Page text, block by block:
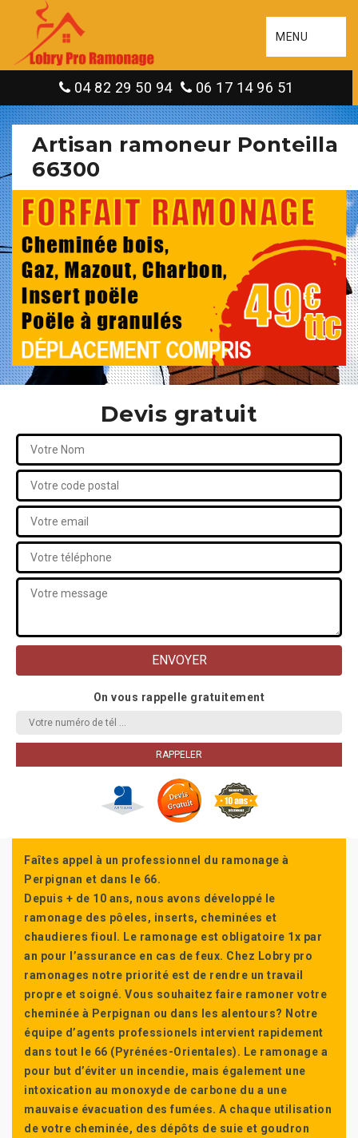
MENU
04 82 29 50 94 06 17 14 96 51
Artisan ramoneur Ponteilla
66300
Devis gratuit
On vous rappelle gratuitement
Faîtes appel à un professionnel du ramonage à
Perpignan et dans le 66.
Depuis + de 10 ans, nous avons développé le
ramonage des pôeles, inserts, cheminées et
chaudieres fioul. Le ramonage est obligatoire 1x par
an pour l’assurance en cas de feux. Chez Lobry pro
ramonages notre priorité est de rendre un travail
propre et soigné. Vous souhaitez faire ramoner votre
cheminée à Perpignan ou dans les alentours? Notre
équipe d’agents professionels intervient rapidement
dans tout le 66 (Pyrénées-Orientales). Le ramonage a
pour but d’éviter un incendie, mais également une
intoxication au monoxyde de carbone du a une
mauvaise évacuation des fumées. A chaque utilisation
de votre cheminée, des dépôts de suie et goudron